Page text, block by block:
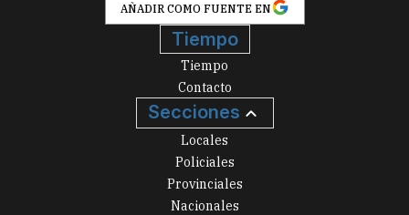
AÑADIR COMO FUENTE EN
Tiempo
Tiempo
Contacto
Secciones
Locales
Policiales
Provinciales
Nacionales